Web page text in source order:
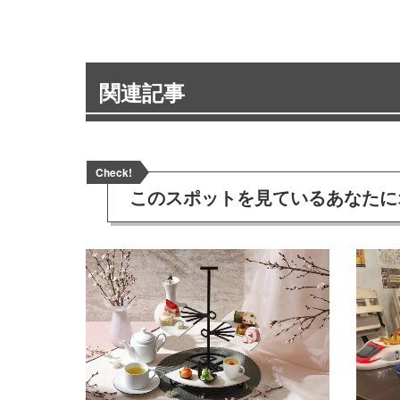
関連記事
Check!
このスポットを見ているあなた